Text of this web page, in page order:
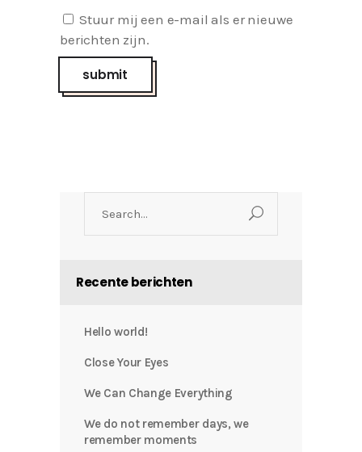
Stuur mij een e-mail als er nieuwe
berichten zijn.
Recente berichten
Hello world!
Close Your Eyes
We Can Change Everything
We do not remember days, we
remember moments